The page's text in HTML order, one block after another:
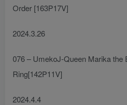
Order [163P17V]
2024.3.26
076 – UmekoJ-Queen Marika the
Ring[142P11V]
2024.4.4